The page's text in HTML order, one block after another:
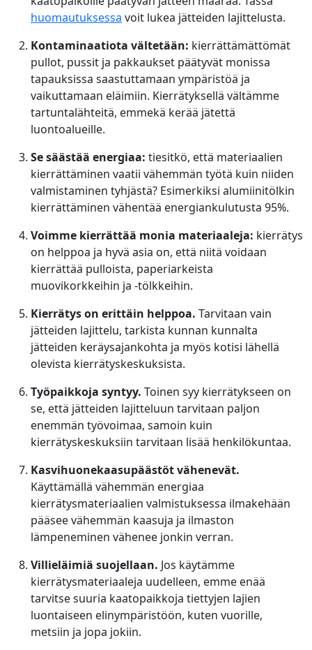
huomautuksessa voit lukea jätteiden lajittelusta.
Kontaminaatiota vältetään: kierrättämättömät
pullot, pussit ja pakkaukset päätyvät monissa
tapauksissa saastuttamaan ympäristöä ja
vaikuttamaan eläimiin. Kierrätyksellä vältämme
tartuntalähteitä, emmekä kerää jätettä
luontoalueille.
Se säästää energiaa: tiesitkö, että materiaalien
kierrättäminen vaatii vähemmän työtä kuin niiden
valmistaminen tyhjästä? Esimerkiksi alumiinitölkin
kierrättäminen vähentää energiankulutusta 95%.
Voimme kierrättää monia materiaaleja: kierrätys
on helppoa ja hyvä asia on, että niitä voidaan
kierrättää pulloista, paperiarkeista
muovikorkkeihin ja -tölkkeihin.
Kierrätys on erittäin helppoa. Tarvitaan vain
jätteiden lajittelu, tarkista kunnan kunnalta
jätteiden keräysajankohta ja myös kotisi lähellä
olevista kierrätyskeskuksista.
Työpaikkoja syntyy. Toinen syy kierrätykseen on
se, että jätteiden lajitteluun tarvitaan paljon
enemmän työvoimaa, samoin kuin
kierrätyskeskuksiin tarvitaan lisää henkilökuntaa.
Kasvihuonekaasupäästöt vähenevät.
Käyttämällä vähemmän energiaa
kierrätysmateriaalien valmistuksessa ilmakehään
pääsee vähemmän kaasuja ja ilmaston
lämpeneminen vähenee jonkin verran.
Villieläimiä suojellaan. Jos käytämme
kierrätysmateriaaleja uudelleen, emme enää
tarvitse suuria kaatopaikkoja tiettyjen lajien
luontaiseen elinympäristöön, kuten vuorille,
metsiin ja jopa jokiin.